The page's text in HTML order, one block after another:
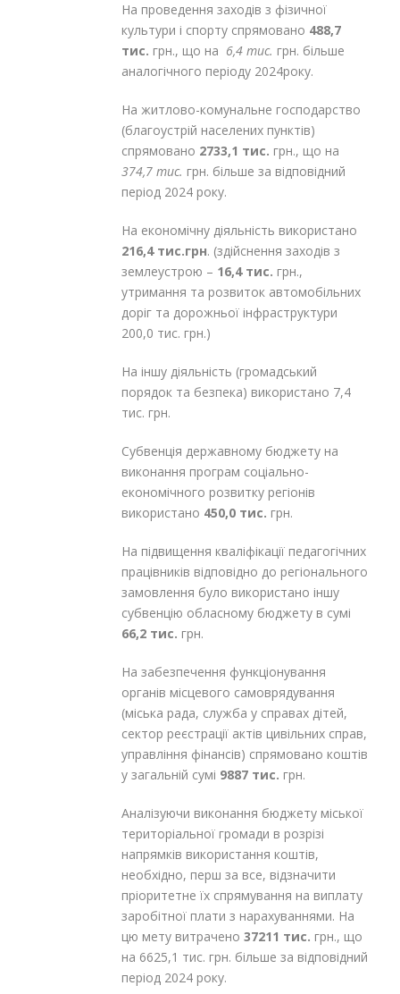
На проведення заходів з фізичної
культури і спорту спрямовано 488,7
тис. грн., що на 6,4 тис. грн. більше
аналогічного періоду 2024року.
На житлово-комунальне господарство
(благоустрій населених пунктів)
спрямовано 2733,1 тис. грн., що на
374,7 тис. грн. більше за відповідний
період 2024 року.
На економічну діяльність використано
216,4 тис.грн. (здійснення заходів з
землеустрою – 16,4 тис. грн.,
утримання та розвиток автомобільних
доріг та дорожньої інфраструктури
200,0 тис. грн.)
На іншу діяльність (громадський
порядок та безпека) використано 7,4
тис. грн.
Субвенція державному бюджету на
виконання програм соціально-
економічного розвитку регіонів
використано 450,0 тис. грн.
На підвищення кваліфікації педагогічних
працівників відповідно до регіонального
замовлення було використано іншу
субвенцію обласному бюджету в сумі
66,2 тис. грн.
На забезпечення функціонування
органів місцевого самоврядування
(міська рада, служба у справах дітей,
сектор реєстрації актів цивільних справ,
управління фінансів) спрямовано коштів
у загальній сумі 9887 тис. грн.
Аналізуючи виконання бюджету міської
територіальної громади в розрізі
напрямків використання коштів,
необхідно, перш за все, відзначити
пріоритетне їх спрямування на виплату
заробітної плати з нарахуваннями. На
цю мету витрачено 37211 тис. грн., що
на 6625,1 тис. грн. більше за відповідний
період 2024 року.